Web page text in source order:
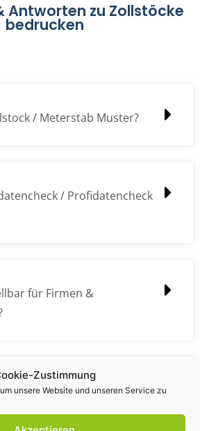
Zustimmung
unsere Website und unseren Service zu
Antworten zu Zollstöcke
bedrucken
/ Meterstab Muster?
/ Profidatencheck
für Firmen &
(z.B. Logos und Texte)